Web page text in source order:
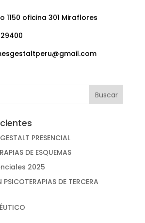
1150 oficina 301 Miraflores
PRESENCIAL
DE ESQUEMAS
2025
DE TERCERA